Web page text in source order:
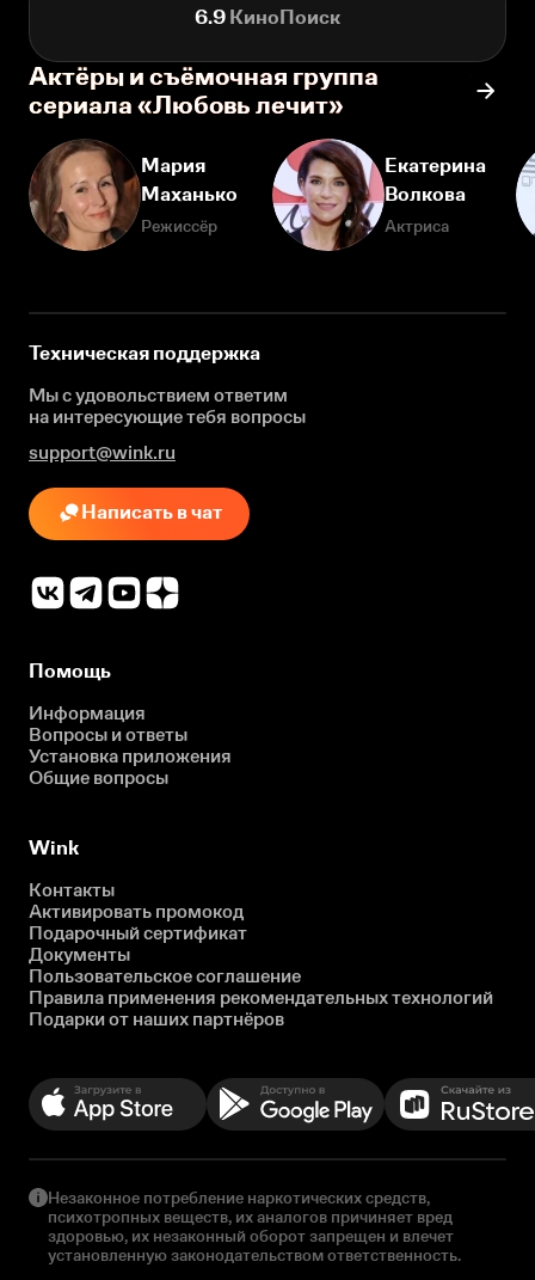
6.9 КиноПоиск
Актёры и съёмочная группа
сериала «Любовь лечит»
Мария
Маханько
Режиссёр
Екатерина
Волкова
Актриса
Техническая поддержка
Мы с удовольствием ответим
на интересующиетебя вопросы
support@wink.ru
Написать в чат
Помощь
Информация
Вопросы и ответы
Установка приложения
Общие вопросы
Wink
Контакты
Активировать промокод
Подарочный сертификат
Документы
Пользовательское соглашение
Правила применения рекомендательных технологий
Подарки от наших партнёров
Незаконное потребление наркотических средств,
психотропных веществ, их аналогов причиняет вред
здоровью, их незаконный оборот запрещен и влечет
установленную законодательством ответственность.